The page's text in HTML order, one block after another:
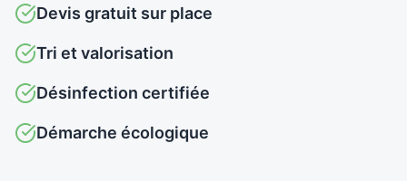
Devis gratuit sur place
Tri et valorisation
Désinfection certifiée
Démarche écologique